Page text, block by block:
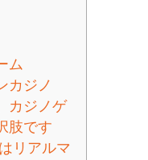
ム
カジノ
カジノゲ
肢です
リアルマ